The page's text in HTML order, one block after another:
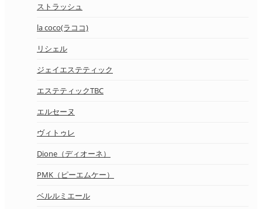
ストラッシュ
la coco(ラココ)
リシェル
ジェイエステティック
エステティックTBC
エルセーヌ
ヴィトゥレ
Dione（ディオーネ）
PMK（ピーエムケー）
ベルルミエール